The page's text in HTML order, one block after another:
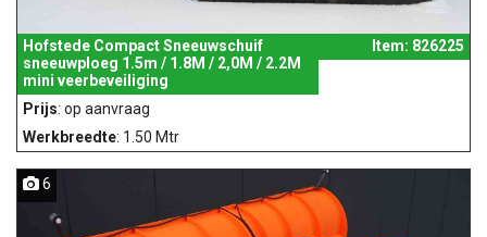
Hofstede Compact Sneeuwschuif
sneeuwploeg 1.5m / 1.8M / 2,0M / 2.2M
mini veerbeveiliging
Item: 826225
Prijs: op aanvraag
Werkbreedte: 1.50 Mtr
6